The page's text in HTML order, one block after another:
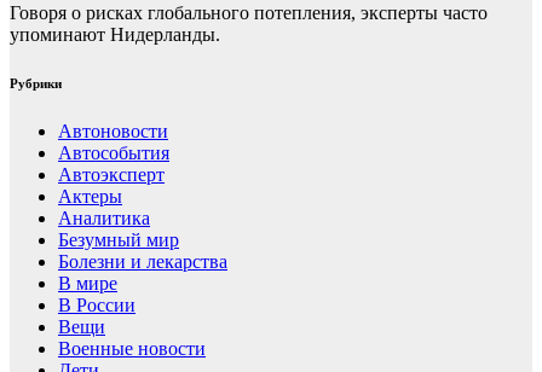
Говоря о рисках глобального потепления, эксперты часто
упоминают Нидерланды.
Рубрики
Автоновости
Автособытия
Автоэксперт
Актеры
Аналитика
Безумный мир
Болезни и лекарства
В мире
В России
Вещи
Военные новости